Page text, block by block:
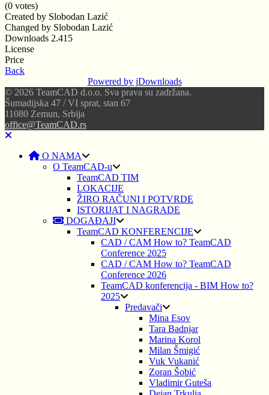
(0 votes)
Created by Slobodan Lazić
Changed by Slobodan Lazić
Downloads 2.415
License
Price
Back
Powered by jDownloads
© 2026 TeamCAD d.o.o. Sva prava su zadržana.
Šumadijska 47 / VI sprat, stan 67
11080 Zemun, Srbija
office@TeamCAD.rs
O NAMA
O TeamCAD-u
TeamCAD TIM
LOKACIJE
ŽIRO RAČUNI I POTVRDE
ISTORIJAT I NAGRADE
DOGAĐAJI
TeamCAD KONFERENCIJE
CAD / CAM How to? TeamCAD
Conference 2025
CAD / CAM How to? TeamCAD
Conference 2026
TeamCAD konferencija - BIM How to?
2025
Predavači
Mina Esov
Tara Badnjar
Marina Korol
Milan Šmigić
Vuk Vukanić
Zoran Šobić
Vladimir Guteša